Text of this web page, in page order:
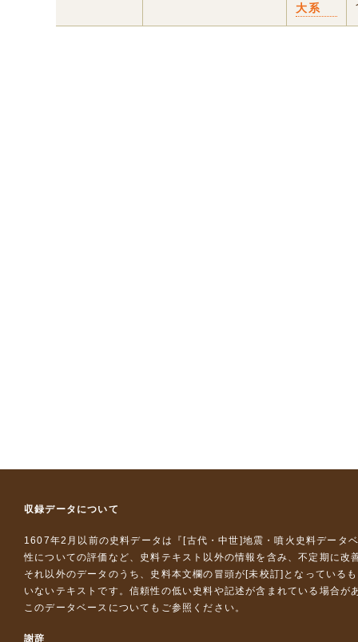
大系
収録データについて
1607年2月以前の史料データは『 [古代・中世]地震・噴火史料データ
性についての評価など、史料テキスト以外の情報を含み、不定期に改
それ以外のデータのうち、史料本文欄の冒頭が[未校訂]となっている
いないテキストです。信頼性の低い史料や記述が含まれている場合が
このデータベースについて もご参照ください。
謝辞